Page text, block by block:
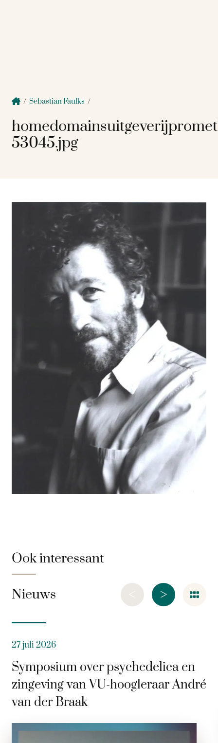
/ Sebastian Faulks /
53045.jpg
Ook interessant
Nieuws >
<
27 juli 2026
Symposium over psychedelica en
zingeving van VU-hoogleraar André
van der Braak